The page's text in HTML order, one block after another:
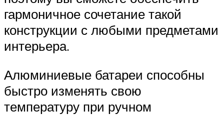
гармоничное сочетание такой
конструкции с любыми предметами
интерьера.
Алюминиевые батареи способны
быстро изменять свою
температуру при ручном